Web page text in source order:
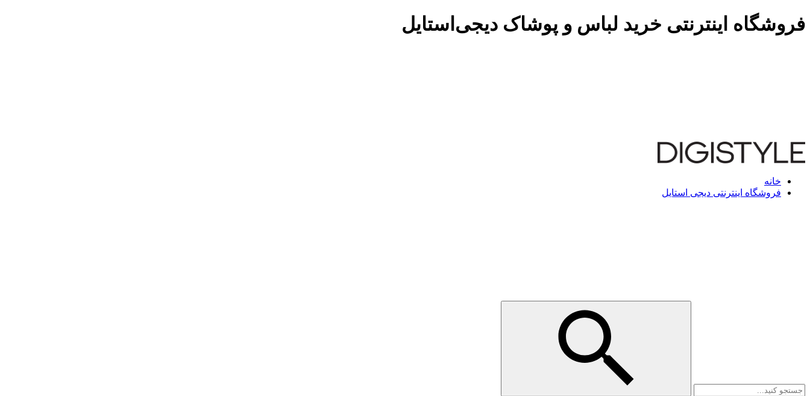
فروشگاه اینترنتی خرید لباس و پوشاک دیجی‌استایل
خانه
فروشگاه اینترنتی دیجی استایل